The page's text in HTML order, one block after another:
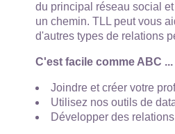
du principal réseau social
un chemin. TLL peut vous
d'autres types de relations
C'est facile comme ABC ...
Joindre et créer votre
Utilisez nos outils de
Développer des